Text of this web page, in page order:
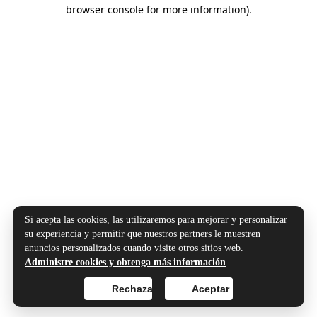
browser console for more information).
Si acepta las cookies, las utilizaremos para mejorar y personalizar
su experiencia y permitir que nuestros partners le muestren
anuncios personalizados cuando visite otros sitios web.
Administre cookies y obtenga más información
Aceptar
Rechazar